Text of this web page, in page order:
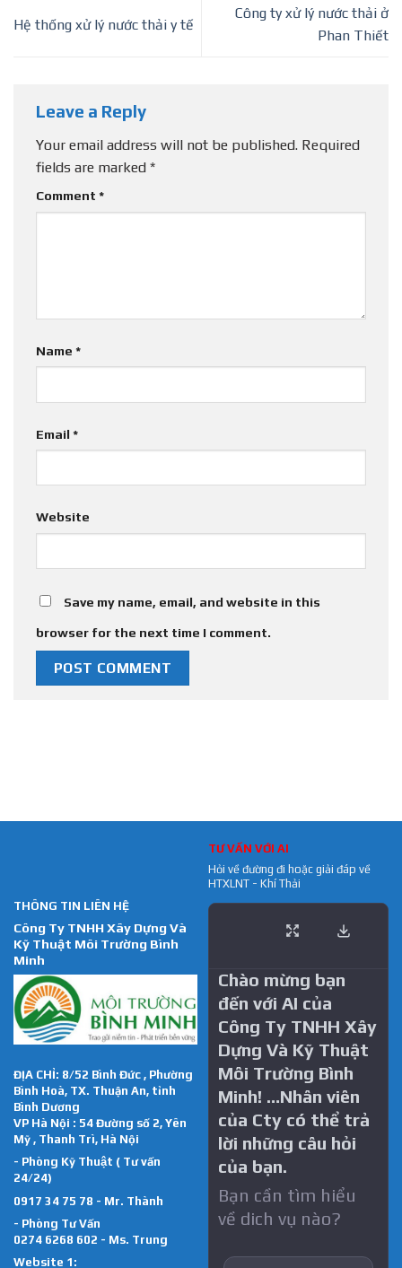
Hệ thống xử lý nước thải y tế
Công ty xử lý nước thải ở
Phan Thiết
Leave a Reply
Your email address will not be published. Required
fields are marked *
Comment *
Name *
Email *
Website
Save my name, email, and website in this
browser for the next time I comment.
THÔNG TIN LIÊN HỆ
Công Ty TNHH Xây Dựng Và
Kỹ Thuật Môi Trường Bình
Minh
ĐỊA CHỈ: 8/52 Bình Đức , Phường
Bình Hoà, TX. Thuận An, tỉnh
Bình Dương
VP Hà Nội : 54 Đường số 2, Yên
Mỹ , Thanh Trì, Hà Nội
- Phòng Kỹ Thuật ( Tư vấn
24/24)
0917 34 75 78 - Mr. Thành
- Phòng Tư Vấn
0274 6268 602 - Ms. Trung
Website 1:
TƯ VẤN VỚI AI
Hỏi về đường đi hoặc giải đáp về
HTXLNT - Khí Thải
Chào mừng bạn
đến với AI của
Công Ty TNHH Xây
Dựng Và Kỹ Thuật
Môi Trường Bình
Minh! …Nhân viên
của Cty có thể trả
lời những câu hỏi
của bạn.
Bạn cần tìm hiểu
về dich vụ nào?